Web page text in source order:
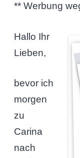
** Werbung
Hallo Ihr
Lieben,
bevor ich
morgen
zu
Carina
nach